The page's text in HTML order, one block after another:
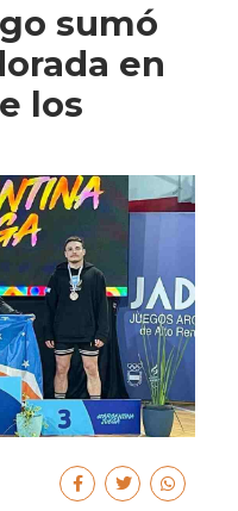
sumó
en
los